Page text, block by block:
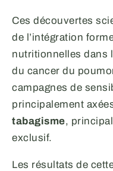
Ces découvertes
de l’intégration
nutritionnelles dans
du cancer du
campagnes de
principalement
tabagisme,
exclusif.
Les résultats de